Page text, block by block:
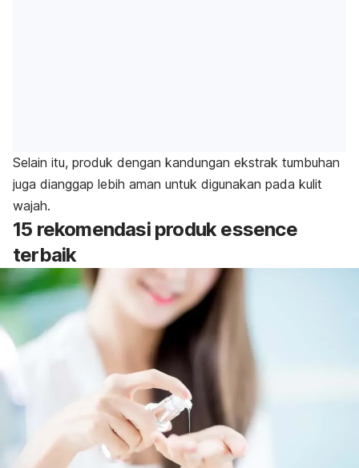
Selain itu, produk dengan kandungan ekstrak tumbuhan
juga dianggap lebih aman untuk digunakan pada kulit
wajah.
15 rekomendasi produk essence
terbaik